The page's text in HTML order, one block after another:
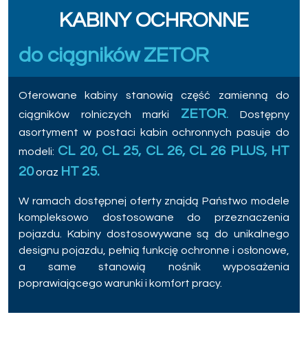
KABINY OCHRONNE
do ciągników ZETOR
Oferowane kabiny stanowią część zamienną do
ciągników rolniczych marki ZETOR. Dostępny
asortyment w postaci kabin ochronnych pasuje do
modeli: CL 20, CL 25, CL 26, CL 26 PLUS, HT
20oraz HT 25.
W ramach dostępnej oferty znajdą Państwo modele
kompleksowo dostosowane do przeznaczenia
pojazdu. Kabiny dostosowywane są do unikalnego
designu pojazdu, pełnią funkcję ochronne i osłonowe,
a same stanowią nośnik wyposażenia
poprawiającego warunki i komfort pracy.